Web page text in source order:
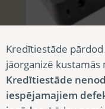
Kredītiestāde
jāorganizē
Kredītiestāde
iespējamajiem